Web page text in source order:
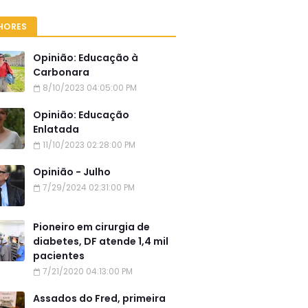
Opinião: Educação à
Carbonara
8/10/2023 04:05:00 PM
Opinião: Educação
Enlatada
11/10/2023 02:28:00 PM
Opinião - Julho
7/29/2024 02:31:00 PM
Pioneiro em cirurgia de
diabetes, DF atende 1,4 mil
pacientes
7/21/2020 04:13:00 PM
Assados do Fred, primeira